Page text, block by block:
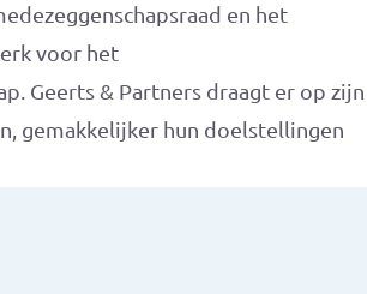
en het
voor het
Geerts & Partners draagt er op zijn
gemakkelijker hun doelstellingen